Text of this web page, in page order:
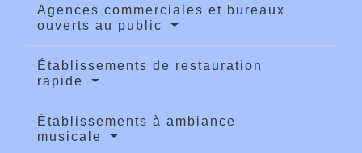
Agences commerciales et bureaux
ouverts au public
Établissements de restauration
rapide
Établissements à ambiance
musicale